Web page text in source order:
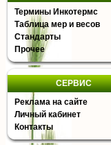
Термины Инкотермс
Таблица мер и весов
Стандарты
Прочее
СЕРВИС
Реклама на сайте
Личный кабинет
Контакты